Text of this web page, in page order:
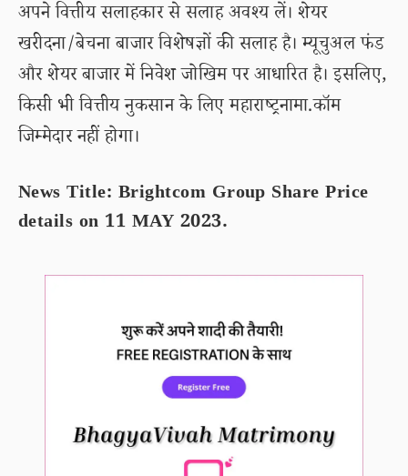
अपने वित्तीय सलाहकार से सलाह अवश्य लें। शेयर
खरीदना/बेचना बाजार विशेषज्ञों की सलाह है। म्यूचुअल फंड
और शेयर बाजार में निवेश जोखिम पर आधारित है। इसलिए,
किसी भी वित्तीय नुकसान के लिए महाराष्ट्रनामा.कॉम
जिम्मेदार नहीं होगा।
News Title: Brightcom Group Share Price
details on 11 MAY 2023.